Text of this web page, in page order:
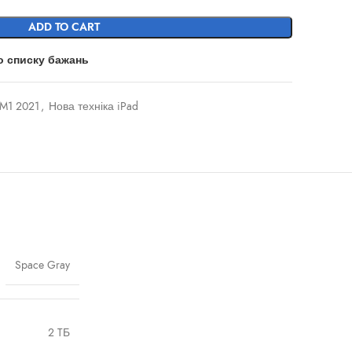
ADD TO CART
списку бажань
2021 , Нова техніка iPad
Space Gray
2 TБ